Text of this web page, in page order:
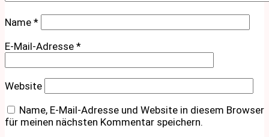
Name *
E-Mail-Adresse *
Website
Name, E-Mail-Adresse und Website in diesem Browser
für meinen nächsten Kommentar speichern.